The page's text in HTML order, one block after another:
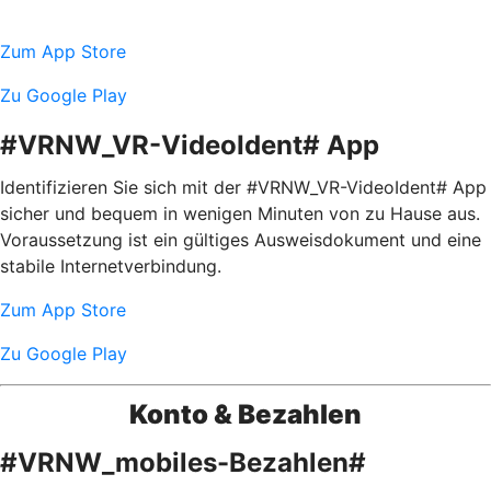
Zum App Store
Zu Google Play
#VRNW_VR-VideoIdent# App
Identifizieren Sie sich mit der #VRNW_VR-VideoIdent# App
sicher und bequem in wenigen Minuten von zu Hause aus.
Voraussetzung ist ein gültiges Ausweisdokument und eine
stabile Internetverbindung.
Zum App Store
Zu Google Play
Konto & Bezahlen
#VRNW_mobiles-Bezahlen#